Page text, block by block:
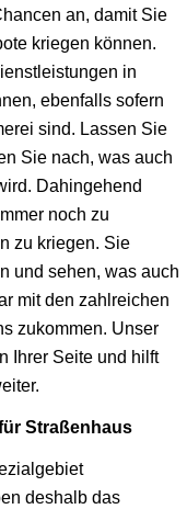
an, damit Sie
kriegen können.
in
ebenfalls sofern
sind. Lassen Sie
Sie nach, was auch
Dahingehend
noch zu
zu kriegen. Sie
und sehen, was auch
mit den zahlreichen
zukommen. Unser
Ihrer Seite und hilft
Straßenhaus
deshalb das